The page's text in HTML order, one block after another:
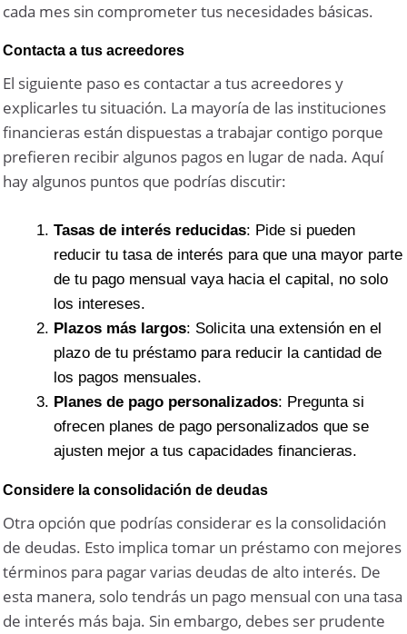
cada mes sin comprometer tus necesidades básicas.
Contacta a tus acreedores
El siguiente paso es contactar a tus acreedores y
explicarles tu situación. La mayoría de las instituciones
financieras están dispuestas a trabajar contigo porque
prefieren recibir algunos pagos en lugar de nada. Aquí
hay algunos puntos que podrías discutir:
Tasas de interés reducidas: Pide si pueden
reducir tu tasa de interés para que una mayor parte
de tu pago mensual vaya hacia el capital, no solo
los intereses.
Plazos más largos: Solicita una extensión en el
plazo de tu préstamo para reducir la cantidad de
los pagos mensuales.
Planes de pago personalizados: Pregunta si
ofrecen planes de pago personalizados que se
ajusten mejor a tus capacidades financieras.
Considere la consolidación de deudas
Otra opción que podrías considerar es la consolidación
de deudas. Esto implica tomar un préstamo con mejores
términos para pagar varias deudas de alto interés. De
esta manera, solo tendrás un pago mensual con una tasa
de interés más baja. Sin embargo, debes ser prudente